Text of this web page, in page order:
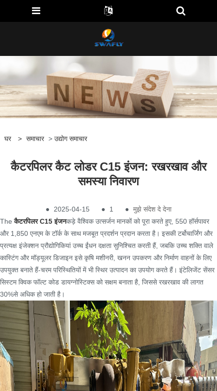
घर > समाचार > उद्योग समाचार
कैटरपिलर कैट लोडर C15 इंजन: रखरखाव और
समस्या निवारण
● 2025-04-15 ● 1 ● मुझे संदेश दे देना
Theकैटरपिलर C15 इंजनकड़े वैश्विक उत्सर्जन मानकों को पूरा करते हुए, 550 हॉर्सपावर
और 1,850 एनएम के टॉर्क के साथ मजबूत प्रदर्शन प्रदान करता है। इसकी टर्बोचार्जिंग और
प्रत्यक्ष इंजेक्शन प्रौद्योगिकियां उच्च ईंधन दक्षता सुनिश्चित करती हैं, जबकि उच्च शक्ति वाले
कास्टिंग और मॉड्यूलर डिजाइन इसे कृषि मशीनरी, खनन उपकरण और निर्माण वाहनों के लिए
उपयुक्त बनाते हैं-चरम परिस्थितियों में भी स्थिर उत्पादन का उपयोग करते हैं। इंटेलिजेंट सेंसर
सिस्टम क्विक फॉल्ट कोड डायग्नोस्टिक्स को सक्षम बनाता है, जिससे रखरखाव की लागत
30%से अधिक हो जाती है।